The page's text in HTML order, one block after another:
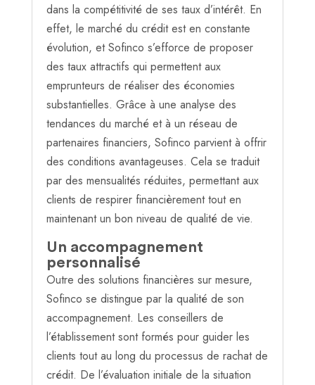
dans la compétitivité de ses taux d’intérêt. En
effet, le marché du crédit est en constante
évolution, et Sofinco s’efforce de proposer
des taux attractifs qui permettent aux
emprunteurs de réaliser des économies
substantielles. Grâce à une analyse des
tendances du marché et à un réseau de
partenaires financiers, Sofinco parvient à offrir
des conditions avantageuses. Cela se traduit
par des mensualités réduites, permettant aux
clients de respirer financièrement tout en
maintenant un bon niveau de qualité de vie.
Un accompagnement
personnalisé
Outre des solutions financières sur mesure,
Sofinco se distingue par la qualité de son
accompagnement. Les conseillers de
l’établissement sont formés pour guider les
clients tout au long du processus de rachat de
crédit. De l’évaluation initiale de la situation